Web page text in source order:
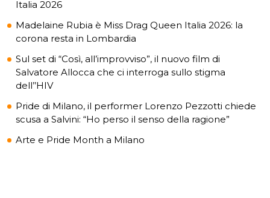
Italia 2026
Madelaine Rubia è Miss Drag Queen Italia 2026: la
corona resta in Lombardia
Sul set di “Così, all’improvviso”, il nuovo film di
Salvatore Allocca che ci interroga sullo stigma
dell’’HIV
Pride di Milano, il performer Lorenzo Pezzotti chiede
scusa a Salvini: “Ho perso il senso della ragione”
Arte e Pride Month a Milano